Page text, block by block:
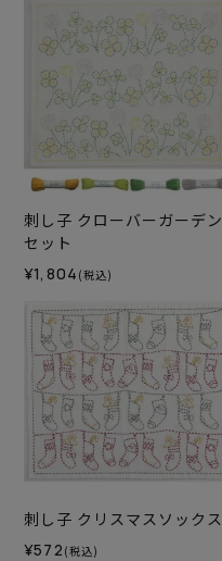
刺し子 クローバーガーデン
セット
¥1,804 (税込)
刺し子 クリスマスソックス
¥572 (税込)